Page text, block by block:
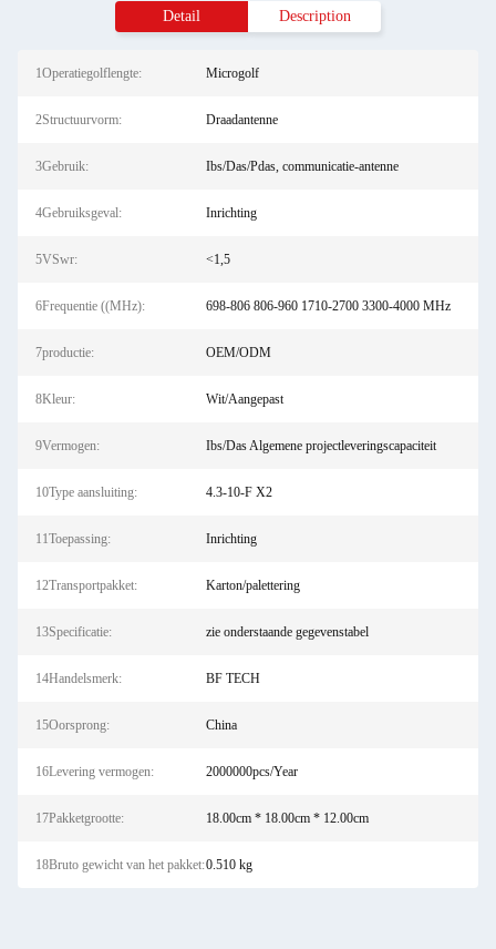
Detail Description
1Operatiegolflengte: Microgolf
2Structuurvorm: Draadantenne
3Gebruik: Ibs/Das/Pdas, communicatie-antenne
4Gebruiksgeval: Inrichting
5VSwr: <1,5
6Frequentie ((MHz): 698-806 806-960 1710-2700 3300-4000 MHz
7productie: OEM/ODM
8Kleur: Wit/Aangepast
9Vermogen: Ibs/Das Algemene projectleveringscapaciteit
10Type aansluiting: 4.3-10-F X2
11Toepassing: Inrichting
12Transportpakket: Karton/palettering
13Specificatie: zie onderstaande gegevenstabel
14Handelsmerk: BF TECH
15Oorsprong: China
16Levering vermogen: 2000000pcs/Year
17Pakketgrootte: 18.00cm * 18.00cm * 12.00cm
18Bruto gewicht van het pakket:0.510 kg